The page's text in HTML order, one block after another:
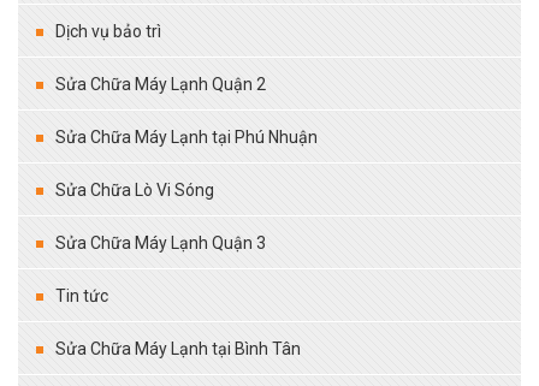
Dịch vụ bảo trì
Sửa Chữa Máy Lạnh Quận 2
Sửa Chữa Máy Lạnh tại Phú Nhuận
Sửa Chữa Lò Vi Sóng
Sửa Chữa Máy Lạnh Quận 3
Tin tức
Sửa Chữa Máy Lạnh tại Bình Tân